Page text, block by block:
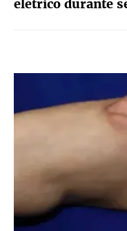
elétrico durante